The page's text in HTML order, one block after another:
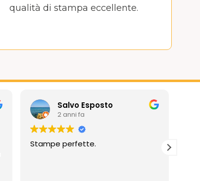
qualità di stampa eccellente.
Salvo Esposto
2 anni fa
Stampe perfette.